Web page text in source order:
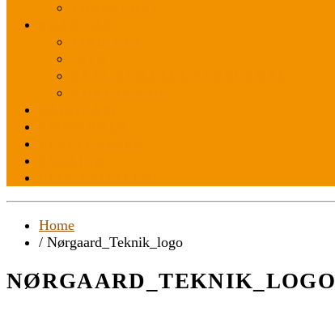
Home
/ Nørgaard_Teknik_logo
NØRGAARD_TEKNIK_LOGO